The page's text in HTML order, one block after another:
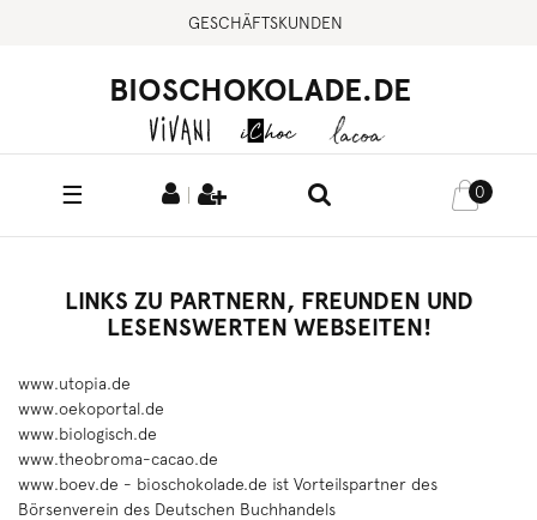
GESCHÄFTSKUNDEN
BIOSCHOKOLADE.DE
☰ 0
LINKS ZU PARTNERN, FREUNDEN UND
LESENSWERTEN WEBSEITEN!
www.utopia.de
www.oekoportal.de
www.biologisch.de
www.theobroma-cacao.de
www.boev.de - bioschokolade.de ist Vorteilspartner des
Börsenverein des Deutschen Buchhandels